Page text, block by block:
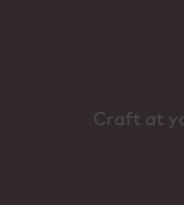
Craft at